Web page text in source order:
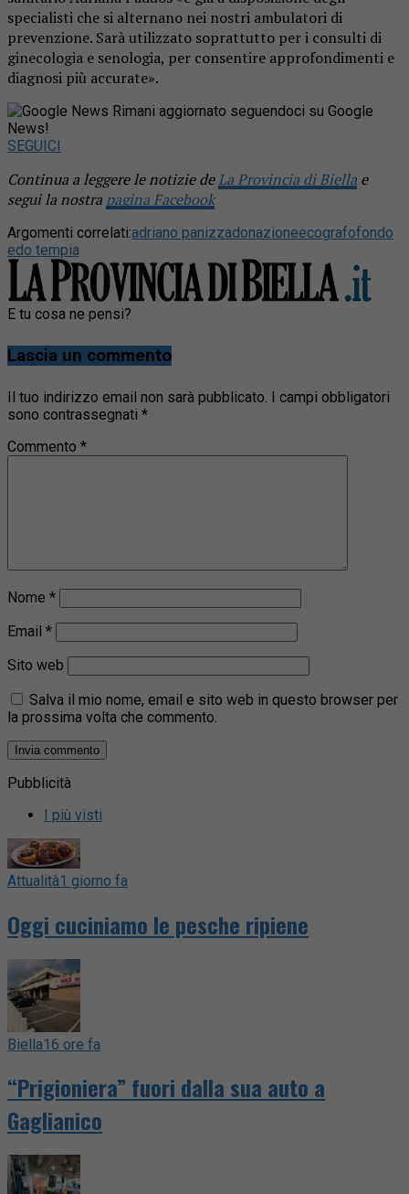
specialisti che si alternano nei nostri ambulatori di
prevenzione. Sarà utilizzato soprattutto per i consulti di
ginecologia e senologia, per consentire approfondimenti e
diagnosi più accurate».
Rimani aggiornato seguendoci su Google
News!
SEGUICI
Continua a leggere le notizie deLa Provincia di Biella e
segui la nostra pagina Facebook
Argomenti correlati:adriano panizzadonazioneecografofondo
edo tempia
E tu cosa ne pensi?
Lascia un commento
Il tuo indirizzo email non sarà pubblicato. I campi obbligatori
sono contrassegnati *
Commento *
Nome *
Email *
Sito web
Salva il mio nome, email e sito web in questo browser per
la prossima volta che commento.
Pubblicità
I più visti
Attualità1 giorno fa
Oggi cuciniamo le pesche ripiene
Biella16 ore fa
“Prigioniera” fuori dalla sua auto a
Gaglianico